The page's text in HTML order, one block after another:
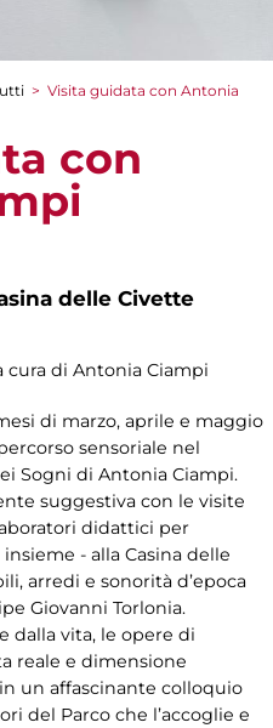
> Visita guidata con Antonia
con
delle Civette
di Antonia Ciampi
di marzo, aprile e maggio
sensoriale nel
Sogni di Antonia Ciampi.
suggestiva con le visite
didattici per
- alla Casina delle
arredi e sonorità d’epoca
Giovanni Torlonia.
dalla vita, le opere di
reale e dimensione
un affascinante colloquio
del Parco che l’accoglie e